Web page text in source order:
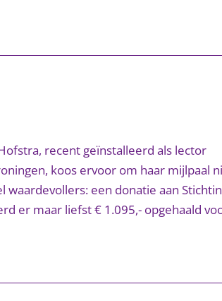
recent geïnstalleerd als lector
koos ervoor om haar mijlpaal
een donatie aan
er maar liefst € 1.095,- opgehaald